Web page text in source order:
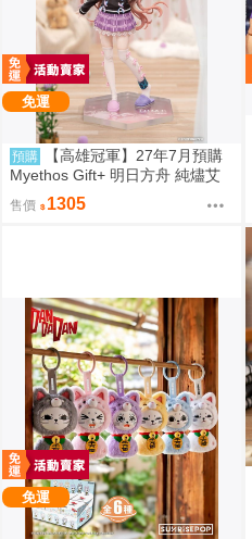
免運
預購
【高雄冠軍】27年7月預購
Myethos Gift+ 明日方舟 純燼艾
雅法拉 後來的故事Ver 1/8 1011
售價 1305
免運